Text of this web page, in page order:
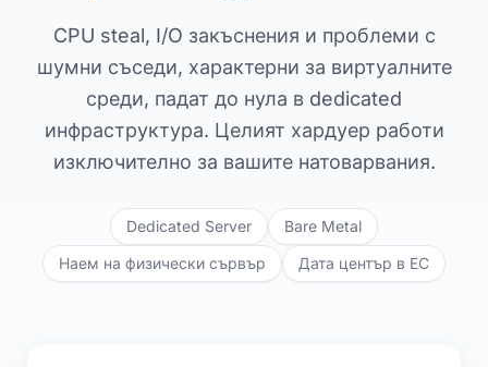
CPU steal, I/O закъснения и проблеми с
шумни съседи, характерни за виртуалните
среди, падат до нула в dedicated
инфраструктура. Целият хардуер работи
изключително за вашите натоварвания.
Dedicated Server
Bare Metal
Наем на физически сървър
Дата център в ЕС